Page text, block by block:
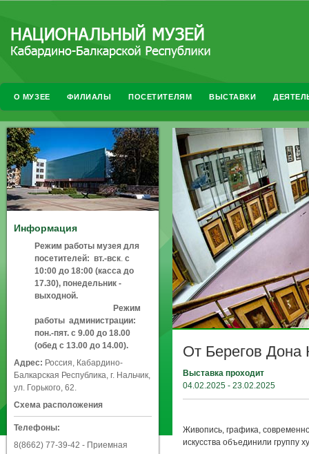
О МУЗЕЕ ФИЛИАЛЫ ПОСЕТИТЕЛЯМ ВЫСТАВКИ
От Берегов
Выставка проходит
04.02.2025 - 23.02.2025
Живопись, графика,
искусства объединили группу
Информация
Режим работы музея для
посетителей: вт.-вск. с
10:00 до 18:00 (касса до
17.30), понедельник -
выходной.
Режим
работы администрации:
пон.-пят. с 9.00 до 18.00
(обед с 13.00 до 14.00).
Адрес: Россия, Кабардино-
Балкарская Республика, г. Нальчик,
ул. Горького, 62.
Схема расположения
Телефоны:
8(8662) 77-39-42 - Приемная